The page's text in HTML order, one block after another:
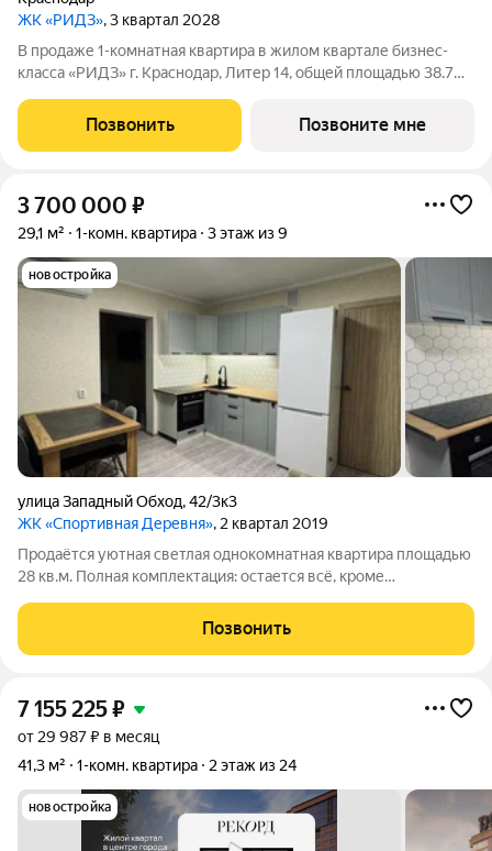
ЖК «РИДЗ», 3 квартал 2028
В продаже 1-комнатная квартира в жилом квартале бизнес-
класса «РИДЗ» г. Краснодар, Литер 14, общей площадью 38.70
объявлении пример отделки от застройщика. Приобретается
отдельно и не входит
Позвонить Позвоните мне
3 700 000 ₽
29,1 м² 1-комн. квартира 3 этаж из 9
новостройка
улица Западный Обход,42/3к3
ЖК «Спортивная Деревня», 2 квартал 2019
Продаётся уютная светлая однокомнатная квартира площадью
28 кв.м. Полная комплектация: остается всё, кроме
сдавать в аренду. На районе есть всё необходимое в шаговой
доступности. Скоро будет
Позвонить
7 155 225₽
от 29 987 ₽ в месяц
41,3 м²
1-комн. квартира 2 этаж из 24
новостройка